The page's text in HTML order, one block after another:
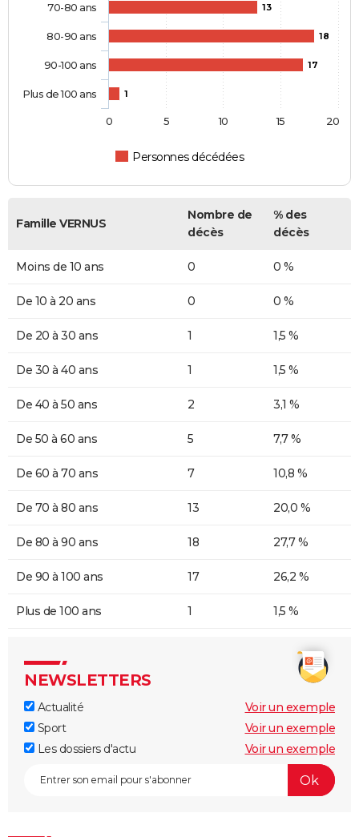
13
18
17
1
Personnes décédées
70-80 ans
80-90 ans
90-100 ans
Plus de 100 ans
0 5 10 15 20
Famille VERNUS
Nombre de
décès
% des
décès
Moins de 10 ans 0 0 %
De 10 à 20 ans 0 0 %
De 20 à 30 ans 1 1,5 %
De 30 à 40 ans 1 1,5 %
De 40 à 50 ans 2 3,1 %
De 50 à 60 ans 5 7,7 %
De 60 à 70 ans 7 10,8 %
De 70 à 80 ans 13 20,0 %
De 80 à 90 ans 18 27,7 %
De 90 à 100 ans 17 26,2 %
Plus de 100 ans 1 1,5 %
NEWSLETTERS
Actualité
Voir un exemple
Sport
Voir un exemple
Les dossiers d'actu
Voir un exemple